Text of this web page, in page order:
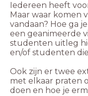
Iedereen heeft
Maar waar komen
vandaan? Hoe ga
een geanimeerde
studenten uitleg
en/of studenten
Ook zijn er twee
met elkaar praten
doen en hoe je